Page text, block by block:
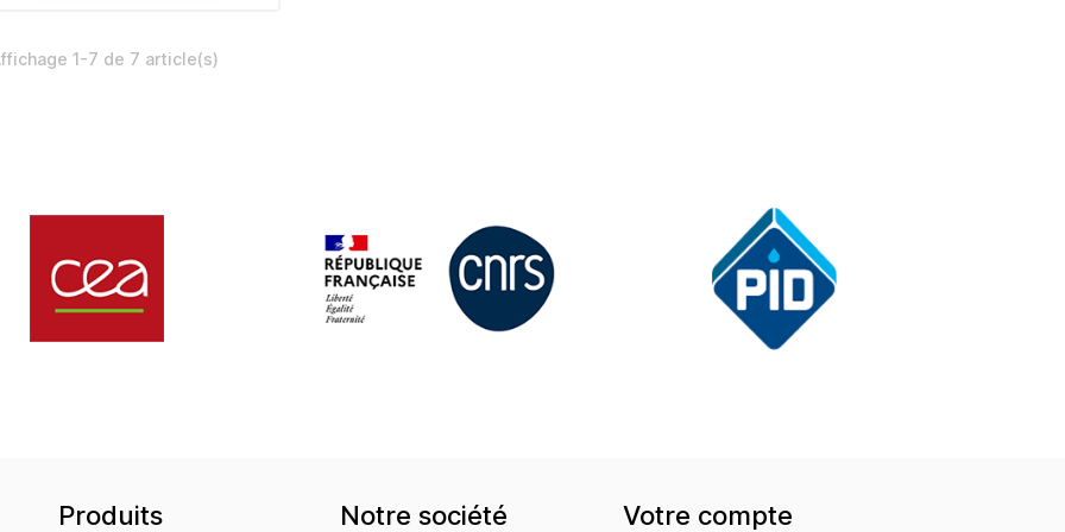
1-7 de 7 article(s)
Produits Notre société Votre compte